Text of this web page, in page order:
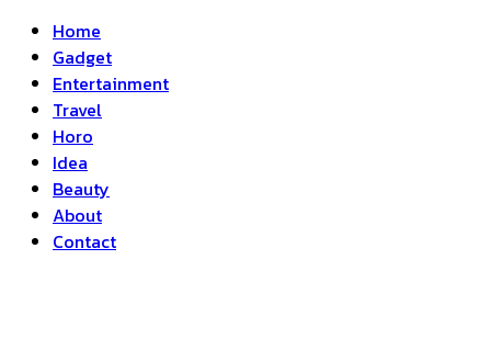
Home
Gadget
Entertainment
Travel
Horo
Idea
Beauty
About
Contact